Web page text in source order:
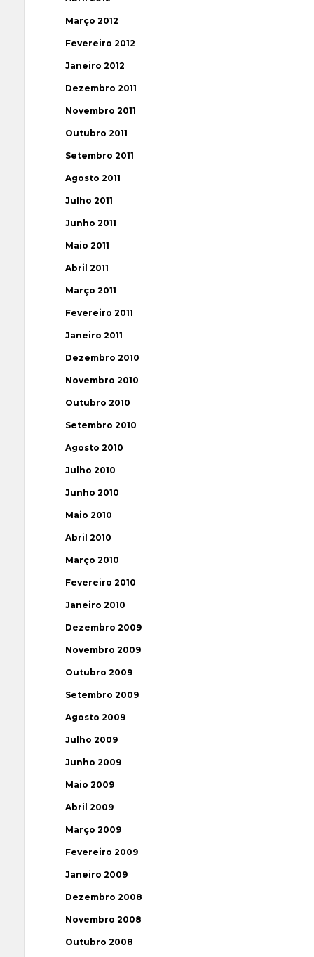
Março 2012
Fevereiro 2012
Janeiro 2012
Dezembro 2011
Novembro 2011
Outubro 2011
Setembro 2011
Agosto 2011
Julho 2011
Junho 2011
Maio 2011
Abril 2011
Março 2011
Fevereiro 2011
Janeiro 2011
Dezembro 2010
Novembro 2010
Outubro 2010
Setembro 2010
Agosto 2010
Julho 2010
Junho 2010
Maio 2010
Abril 2010
Março 2010
Fevereiro 2010
Janeiro 2010
Dezembro 2009
Novembro 2009
Outubro 2009
Setembro 2009
Agosto 2009
Julho 2009
Junho 2009
Maio 2009
Abril 2009
Março 2009
Fevereiro 2009
Janeiro 2009
Dezembro 2008
Novembro 2008
Outubro 2008